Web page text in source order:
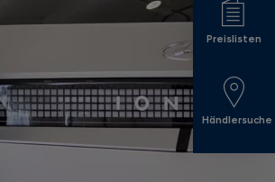
Preislisten
Händlersuche